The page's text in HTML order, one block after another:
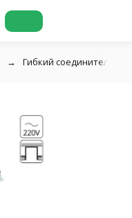
Гибкий соединитель